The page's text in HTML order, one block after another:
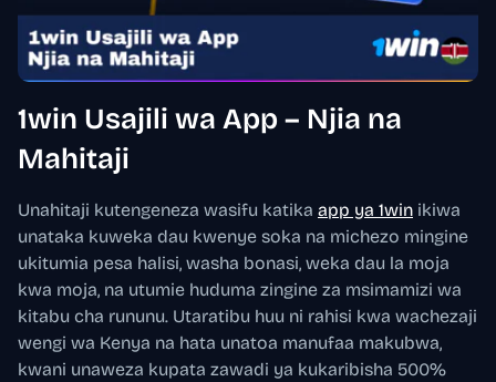
1win Usajili wa App – Njia na
Mahitaji
Unahitaji kutengeneza wasifu katika app ya 1win ikiwa
unataka kuweka dau kwenye soka na michezo mingine
ukitumia pesa halisi, washa bonasi, weka dau la moja
kwa moja, na utumie huduma zingine za msimamizi wa
kitabu cha rununu. Utaratibu huu ni rahisi kwa wachezaji
wengi wa Kenya na hata unatoa manufaa makubwa,
kwani unaweza kupata zawadi ya kukaribisha 500%